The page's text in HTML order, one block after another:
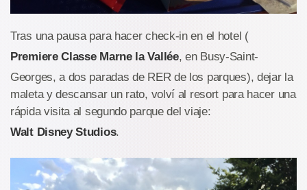
Tras una pausa para hacer check-in en el hotel (
Premiere Classe Marne la Vallée, en Busy-Saint-
Georges, a dos paradas de RER de los parques), dejar la
maleta y descansar un rato, volví al resort para hacer una
rápida visita al segundo parque del viaje:
Walt Disney Studios.